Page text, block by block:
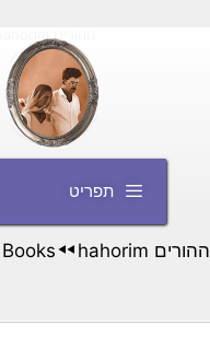
תפריט
ההורים hahorim ◄◄
Books